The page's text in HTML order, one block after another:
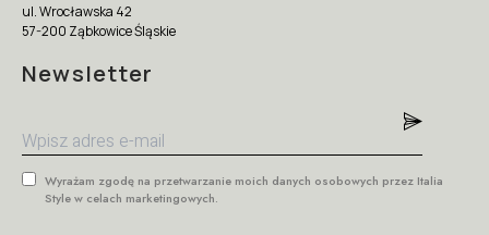
ul. Wrocławska 42
57-200 Ząbkowice Śląskie
Newsletter
Wyrażam zgodę na przetwarzanie moich danych osobowych przez Italia
Style w celach marketingowych.